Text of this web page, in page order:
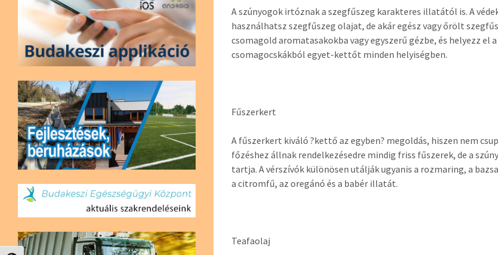
A szúnyogok irtóznak a szegfűszeg karakteres illatától is. A
használhatsz szegfűszeg olajat, de akár egész vagy őrölt
csomagold aromatasakokba vagy egyszerű gézbe, és helyezz el a
csomagocskákból egyet-kettőt minden helyiségben.
Fűszerkert
A fűszerkert kiváló ?kettő az egyben? megoldás, hiszen nem
főzéshez állnak rendelkezésedre mindig friss fűszerek, de a
tartja. A vérszívók különösen utálják ugyanis a rozmaring, a
a citromfű, az oregánó és a babér illatát.
Teafaolaj